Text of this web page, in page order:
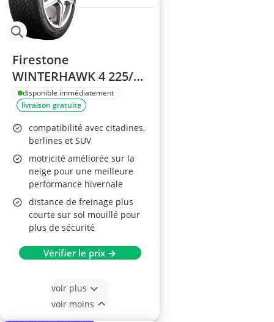
Firestone
WINTERHAWK 4 225/55
R16 99H XL Pneus
Hiver
disponible immédiatement
livraison gratuite
compatibilité avec citadines,
berlines et SUV
motricité améliorée sur la
neige pour une meilleure
performance hivernale
distance de freinage plus
courte sur sol mouillé pour
plus de sécurité
Vérifier le prix →
voir plus
voir moins